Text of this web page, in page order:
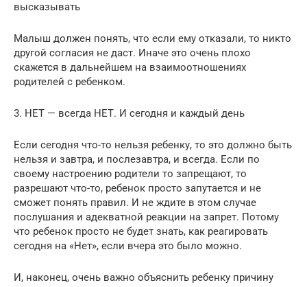
высказывать
Малыш должен понять, что если ему отказали, то никто
другой согласия не даст. Иначе это очень плохо
скажется в дальнейшем на взаимоотношениях
родителей с ребенком.
3. НЕТ — всегда НЕТ. И сегодня и каждый день
Если сегодня что-то нельзя ребенку, то это должно быть
нельзя и завтра, и послезавтра, и всегда. Если по
своему настроению родители то запрещают, то
разрешают что-то, ребенок просто запутается и не
сможет понять правил. И не ждите в этом случае
послушания и адекватной реакции на запрет. Потому
что ребенок просто не будет знать, как реагировать
сегодня на «Нет», если вчера это было можно.
И, наконец, очень важно объяснить ребенку причину